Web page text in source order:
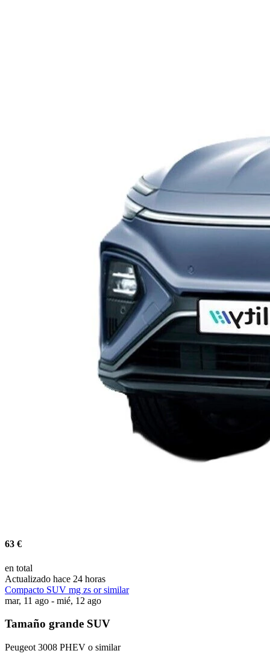
63 €
en total
Actualizado hace 24 horas
Compacto SUV mg zs or similar
mar, 11 ago - mié, 12 ago
Tamaño grande SUV
Peugeot 3008 PHEV o similar